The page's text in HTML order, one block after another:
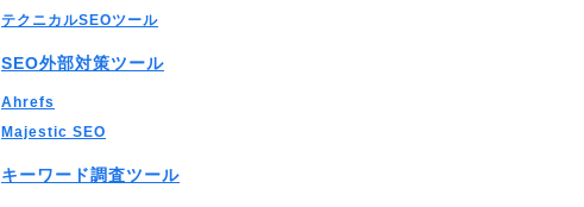
テクニカルSEOツール
SEO外部対策ツール
Ahrefs
Majestic SEO
キーワード調査ツール